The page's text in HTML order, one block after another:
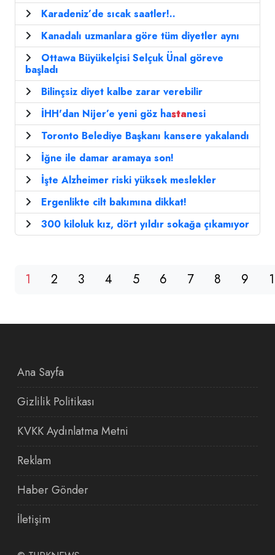
Karadeniz’de sıcak saatler!..
Kanadalı uzmanlara göre tüm diyetler aynı
Ottawa Büyükelçisi Selçuk Ünal göreve
başladı
Bilinçsiz diyet kalbe zarar verebilir
İHH'dan Nijer’e yeni göz hastanesi
Toronto Belediye Başkanı kansere yakalandı
İğne ile damar aramaya son!
İşte Alzheimer riski yüksek meslekler
Ergenlikte cilt bakımına dikkat!
300 kiloluk kız, dört yıldır sokağa çıkamıyor
1 2 3 4 5 6 7 8 9
Ana Sayfa
Gizlilik Politikası
KVKK Aydınlatma Metni
Reklam
Haber Gönder
İletişim